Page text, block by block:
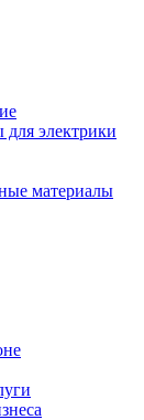
для электрики
материалы